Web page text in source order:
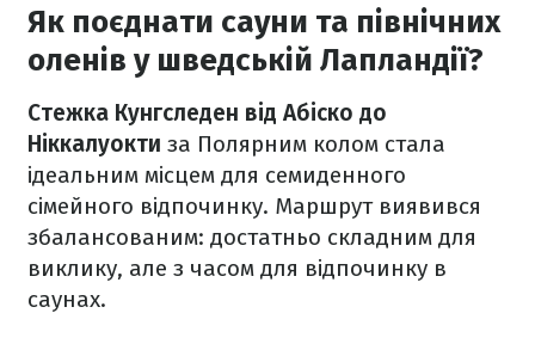
Як поєднати сауни та північних
оленів у шведській Лапландії?
Стежка Кунгследен від Абіско до
Ніккалуокти за Полярним колом стала
ідеальним місцем для семиденного
сімейного відпочинку. Маршрут виявився
збалансованим: достатньо складним для
виклику, але з часом для відпочинку в
саунах.